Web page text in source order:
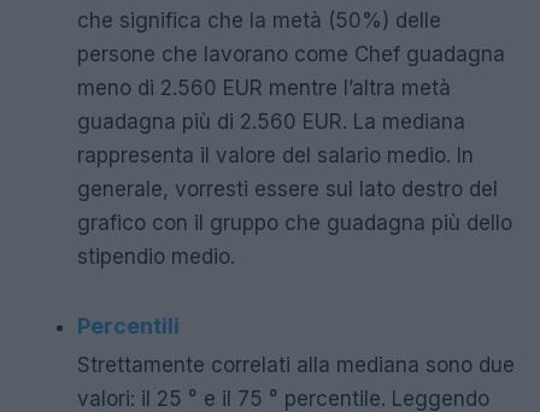
che significa che la metà (50%) delle
persone che lavorano come Chef guadagna
meno di 2.560 EUR mentre l’altra metà
guadagna più di 2.560 EUR. La mediana
rappresenta il valore del salario medio. In
generale, vorresti essere sul lato destro del
grafico con il gruppo che guadagna più dello
stipendio medio.
Percentili
Strettamente correlati alla mediana sono due
valori: il 25 ° e il 75 ° percentile. Leggendo